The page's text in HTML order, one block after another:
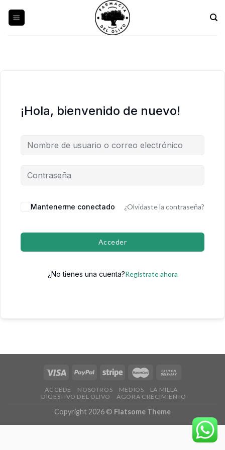
¡Hola, bienvenido de nuevo!
Mantenerme conectado ¿Olvidaste la contraseña?
Acceder
¿No tienes una cuenta?Regístrate ahora
ACCEDE NOSOTROS MEDIOS
LA MILLA
DIGESTIVO DEL OLIVO
ÁGORA CRECIMIENTO
Copyright 2026 © Flatsome Theme